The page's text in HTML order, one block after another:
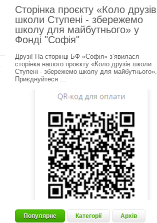
Сторінка проєкту «Коло друзів
школи Ступені - збережемо
школу для майбутнього» у
Фонді "Софія"
Друзі! На сторінці БФ «Софія» з‘явилася
сторінка нашого проєкту «Коло друзів школи
Ступені - збережемо школу для майбутнього».
Приєднуйтеся ...
Популярне Категорії Архів